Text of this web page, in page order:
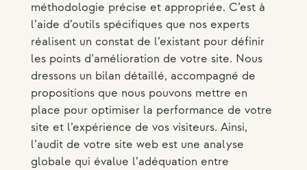
méthodologie précise et appropriée. C’est à
l’aide d’outils spécifiques que nos experts
réalisent un constat de l’existant pour définir
les points d’amélioration de votre site. Nous
dressons un bilan détaillé, accompagné de
propositions que nous pouvons mettre en
place pour optimiser la performance de votre
site et l’expérience de vos visiteurs. Ainsi,
l’audit de votre site web est une analyse
globale qui évalue l’adéquation entre